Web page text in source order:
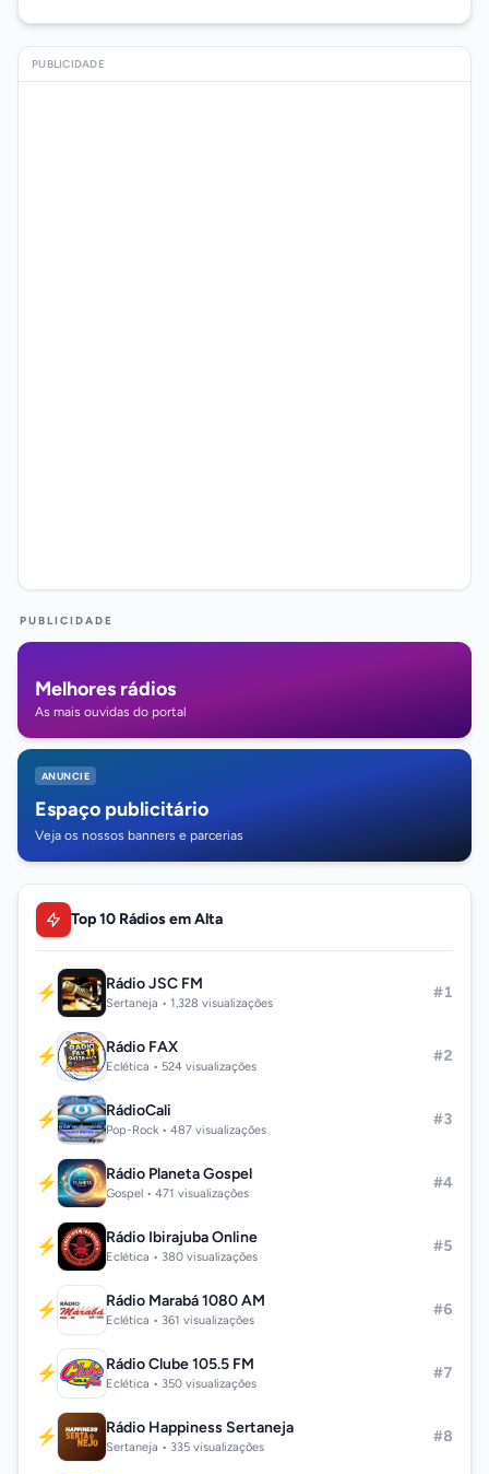
PUBLICIDADE
PUBLICIDADE
Melhores rádios
As mais ouvidas do portal
ANUNCIE
Espaço publicitário
Veja os nossos banners e parcerias
Top 10 Rádios em Alta
⚡ Rádio JSC FM
Sertaneja • 1,328 visualizações
#1
⚡ Rádio FAX
Eclética • 524 visualizações
#2
⚡ RádioCali
Pop-Rock • 487 visualizações
#3
⚡ Rádio Planeta Gospel
Gospel • 471 visualizações
#4
⚡ Rádio Ibirajuba Online
Eclética • 380 visualizações
#5
⚡ Rádio Marabá 1080 AM
Eclética • 361 visualizações
#6
⚡ Rádio Clube 105.5 FM
Eclética • 350 visualizações
#7
⚡ Rádio Happiness Sertaneja
Sertaneja • 335 visualizações
#8